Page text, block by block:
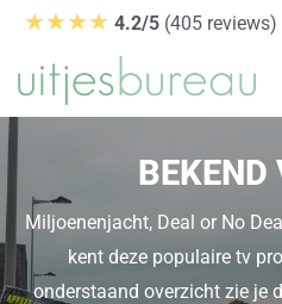
de
inhoud
★★★★ 4.2/5 (405 reviews)
BEKEND
Miljoenenjacht, Deal or No
kent deze populaire tv
onderstaand overzicht zie je